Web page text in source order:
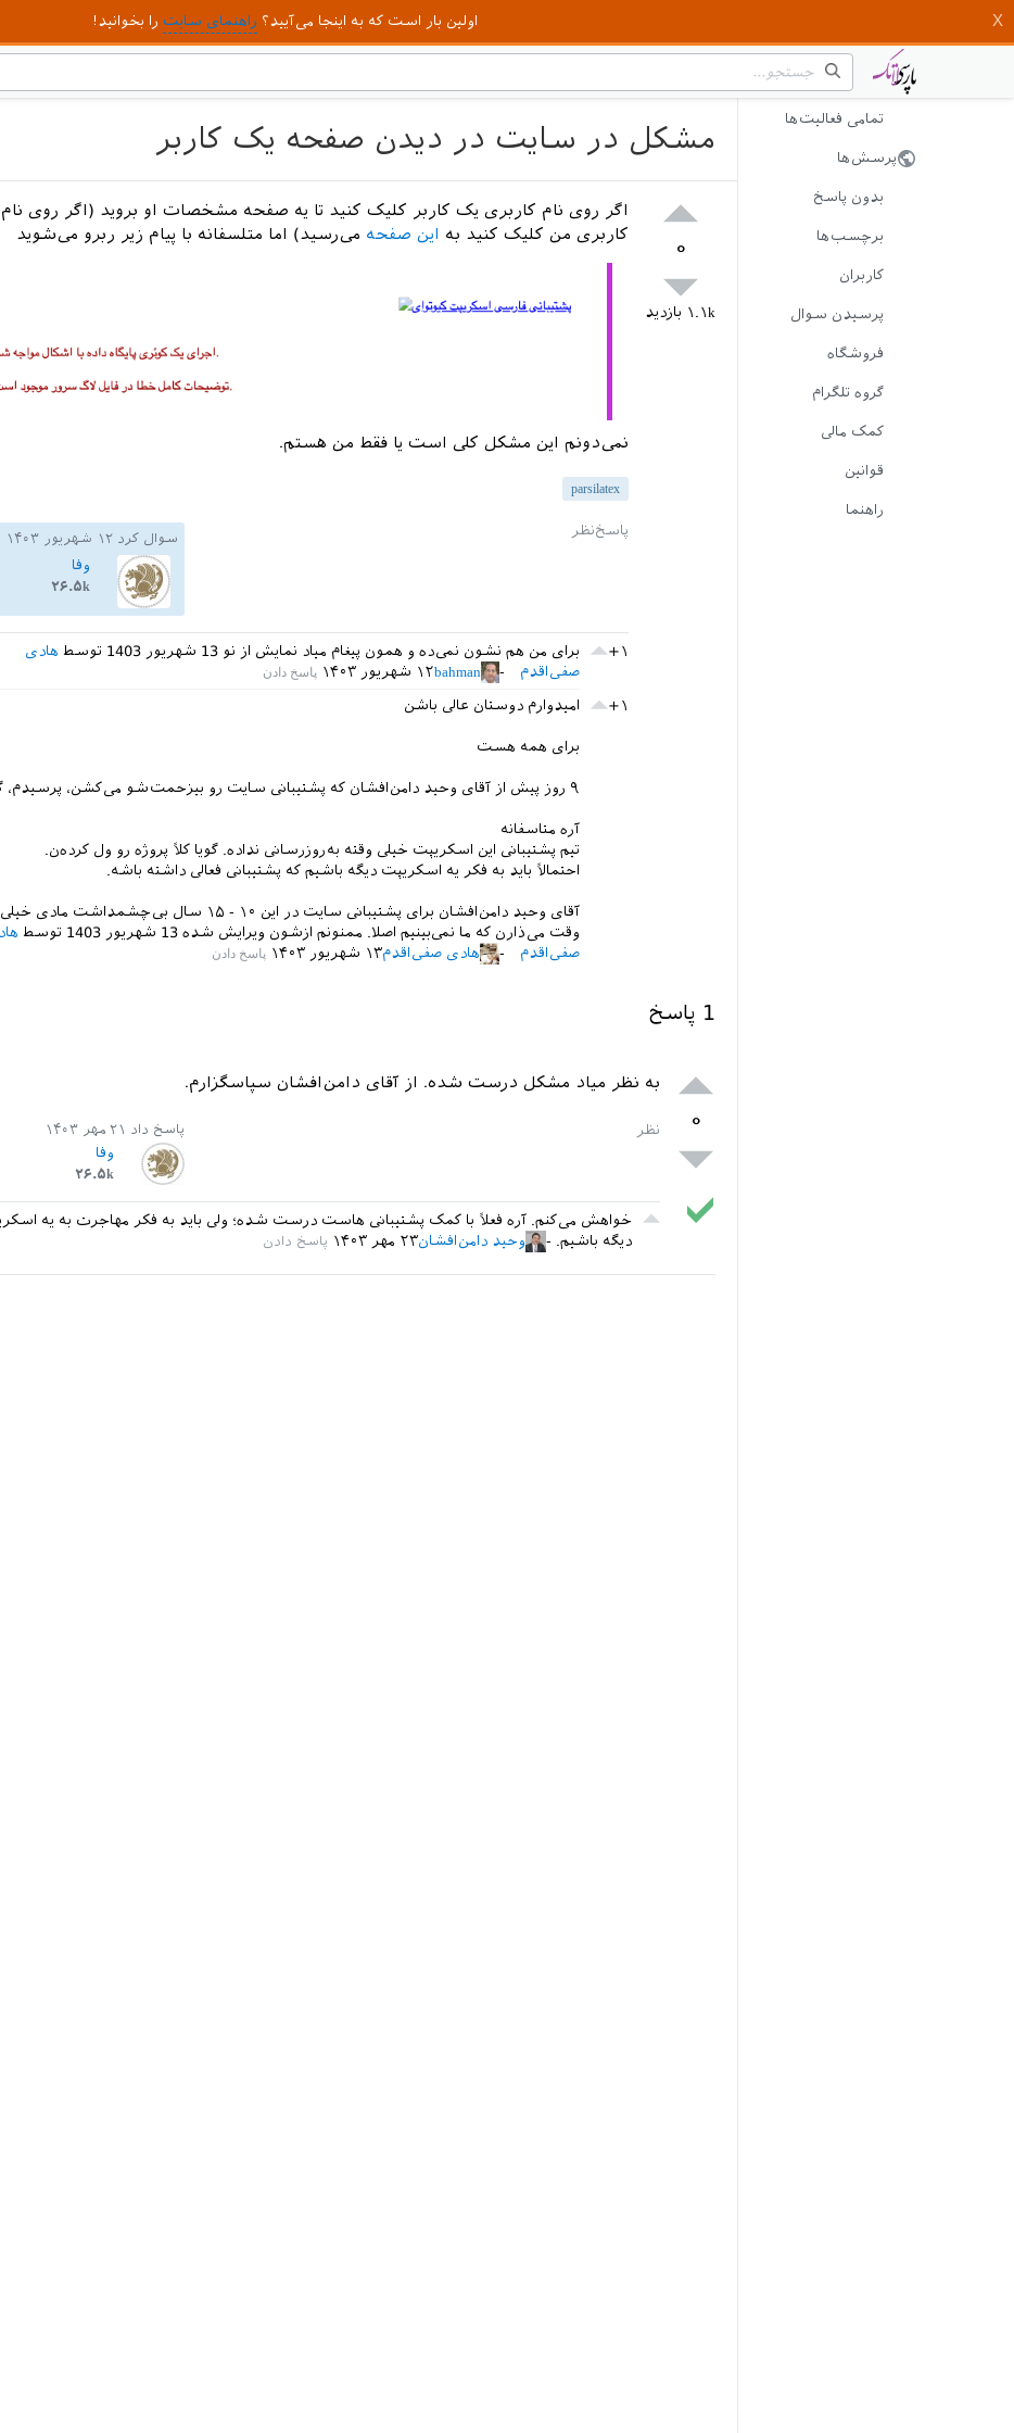
اولین بار است که به اینجا می‌آیید؟ راهنمای سایت را بخوانید!
تمامی فعالیت‌ها
پرسش‌ها
بدون پاسخ
برچسب‌ها
کاربران
پرسیدن سوال
فروشگاه
گروه تلگرام
کمک مالی
قوانین
راهنما
مشکل در سایت در دیدن صفحه یک کاربر
۰
۱.۱k بازدید
اگر روی نام کاربری یک کاربر کلیک کنید تا یه صفحه مشخصات او بروید (اگر روی نام
کاربری من کلیک کنید به این صفحه می‌رسید) اما متلسفانه با پیام زیر ربرو می‌شوید
نمی‌دونم این مشکل کلی است یا فقط من هستم.
parsilatex
سوال کرد ۱۲ شهریور ۱۴۰۳
وفا
۲۶.۵k
+۱ برای من هم نشون نمی‌ده و همون پیغام میاد نمایش از نو 13 شهریور 1403 توسط هادی
صفی‌اقدم
۱۲ شهریور ۱۴۰۳bahman
+۱ امیدوارم دوستان عالی باشن
برای همه هست
۹ روز پیش از آقای وحید دامن‌افشان که پشتیبانی سایت رو بیزحمت‌شو می‌کشن، پرسیدم، گفتن:
آره متاسفانه
تیم پشتیبانی این اسکریپت خیلی وقته به‌روزرسانی نداده. گویا کلاً پروژه رو ول کرده‌ن.
احتمالاً باید به فکر یه اسکریپت دیگه باشیم که پشتیبانی فعالی داشته باشه.
آقای وحید دامن‌افشان برای پشتیبانی سایت در این ۱۰ - ۱۵ سال بی‌چشمداشت مادی خیلی
وقت می‌ذارن که ما نمی‌بینیم اصلا. ممنونم ازشون ویرایش شده 13 شهریور 1403 توسط
صفی‌اقدم
۱۳ شهریور ۱۴۰۳هادی صفی‌اقدم
1 پاسخ
۰
به نظر میاد مشکل درست شده. از آقای دامن‌افشان سپاسگزارم.
پاسخ داد ۲۱ مهر ۱۴۰۳
وفا
۲۶.۵k
خواهش می‌کنم. آره فعلاً با کمک پشتیبانی هاست درست شده؛ ولی باید به فکر مهاجرت به یه
دیگه باشیم.
۲۳ مهر ۱۴۰۳وحید دامن‌افشان